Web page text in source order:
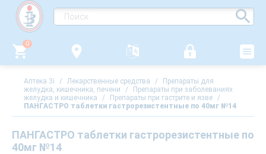
0
Аптека 3i / Лекарственные средства /
Препараты для
желудка, кишечника, печени
/
Препараты при заболеваниях
желудка и кишечника
/ Препараты при гастрите и язве /
ПАНГАСТРО таблетки гастрорезистентные по 40мг №14
ПАНГАСТРО таблетки гастрорезистентные по
40мг №14